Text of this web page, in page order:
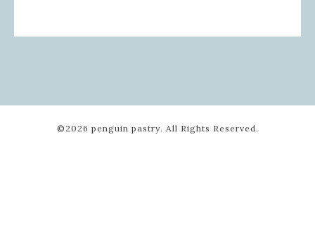
©2026 penguin pastry. All Rights Reserved.